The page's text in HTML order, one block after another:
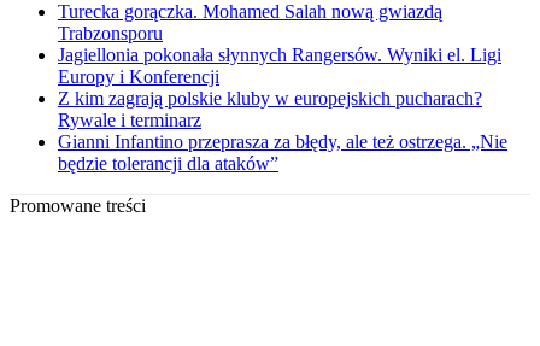
Turecka gorączka. Mohamed Salah nową gwiazdą
Trabzonsporu
Jagiellonia pokonała słynnych Rangersów. Wyniki el. Ligi
Europy i Konferencji
Z kim zagrają polskie kluby w europejskich pucharach?
Rywale i terminarz
Gianni Infantino przeprasza za błędy, ale też ostrzega. „Nie
będzie tolerancji dla ataków”
Promowane treści